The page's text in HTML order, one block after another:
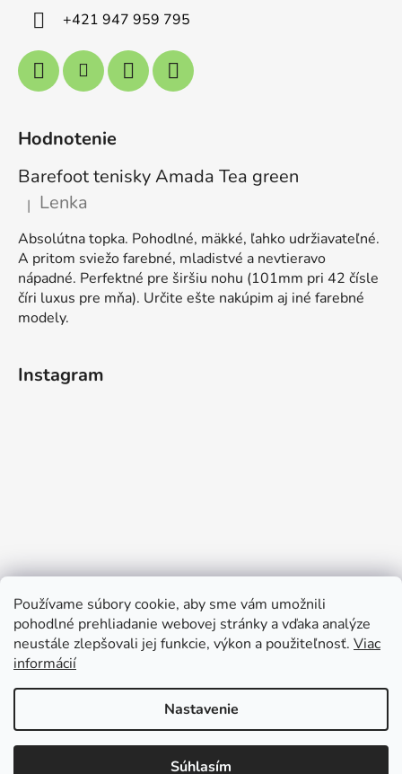
Používame súbory cookie, aby sme vám umožnili
pohodlné prehliadanie webovej stránky a vďaka analýze
neustále zlepšovali jej funkcie, výkon a použiteľnosť. Viac
informácií
Nastavenie
Súhlasím
+421 947 959 795
Hodnotenie
Barefoot tenisky Amada Tea green
Hodnotenie produktu je 5 z 5 hviezdičiek.
| Lenka
Absolútna topka. Pohodlné, mäkké, ľahko udržiavateľné.
A pritom sviežo farebné, mladistvé a nevtieravo
nápadné. Perfektné pre širšiu nohu (101mm pri 42 čísle
číri luxus pre mňa). Určite ešte nakúpim aj iné farebné
modely.
Instagram
Sledovať na Instagrame